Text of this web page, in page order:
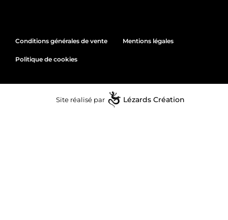
Conditions générales de vente Mentions légales
Politique de cookies
Site réalisé par Lézards Création